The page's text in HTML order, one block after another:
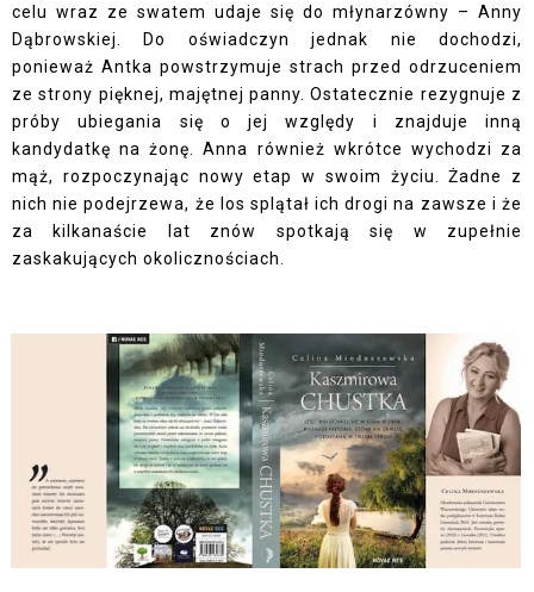
celu wraz ze swatem udaje się do młynarzówny – Anny
Dąbrowskiej. Do oświadczyn jednak nie dochodzi,
ponieważ Antka powstrzymuje strach przed odrzuceniem
ze strony pięknej, majętnej panny. Ostatecznie rezygnuje z
próby ubiegania się o jej względy i znajduje inną
kandydatkę na żonę. Anna również wkrótce wychodzi za
mąż, rozpoczynając nowy etap w swoim życiu. Żadne z
nich nie podejrzewa, że los splątał ich drogi na zawsze i że
za kilkanaście lat znów spotkają się w zupełnie
zaskakujących okolicznościach.